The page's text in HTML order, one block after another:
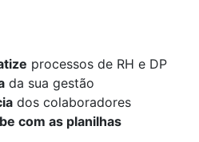
processos de RH e DP
da sua gestão
dos colaboradores
com as planilhas